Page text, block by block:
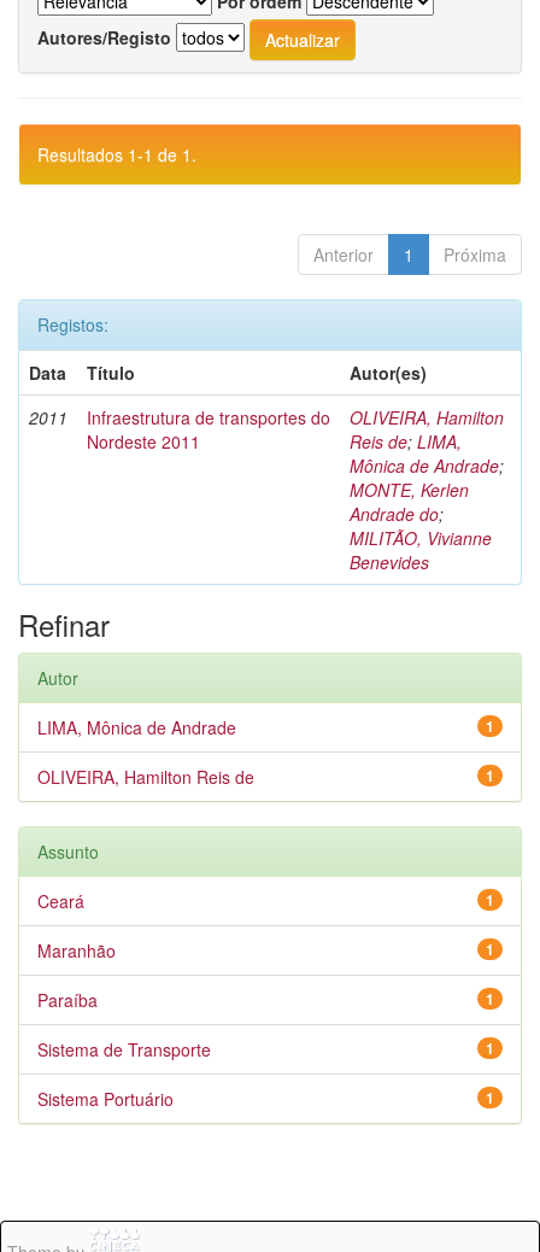
Autores/Registo
Resultados 1-1 de 1.
Anterior 1 Próxima
Registos:
Data
Título
Autor(es)
2011
Infraestrutura de transportes do
Nordeste 2011
OLIVEIRA, Hamilton
Reis de; LIMA,
Mônica de Andrade;
MONTE, Kerlen
Andrade do;
MILITÃO, Vivianne
Benevides
Refinar
Autor
1
LIMA, Mônica de Andrade
1
OLIVEIRA, Hamilton Reis de
Assunto
1
Ceará
1
Maranhão
1
Paraíba
1
Sistema de Transporte
1
Sistema Portuário